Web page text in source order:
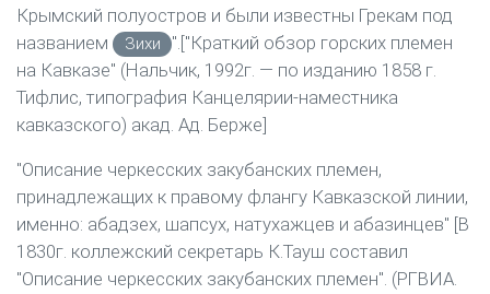
Крымский полуостров и были известны Грекам под
названием
Зихи
".["Краткий обзор горских племен
на Кавказе" (Нальчик, 1992г. — по изданию 1858 г.
Тифлис, типография Канцелярии-наместника
кавказского) акад. Ад. Берже]
"Описание черкесских закубанских племен,
принадлежащих к правому флангу Кавказской линии,
именно: абадзех, шапсух, натухажцев и абазинцев" [В
1830г. коллежский секретарь К.Тауш составил
"Описание черкесских закубанских племен". (РГВИА.